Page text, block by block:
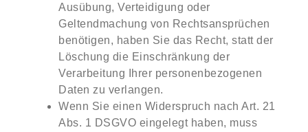
Ausübung, Verteidigung oder
Geltendmachung von Rechtsansprüchen
benötigen, haben Sie das Recht, statt der
Löschung die Einschränkung der
Verarbeitung Ihrer personenbezogenen
Daten zu verlangen.
Wenn Sie einen Widerspruch nach Art. 21
Abs. 1 DSGVO eingelegt haben, muss